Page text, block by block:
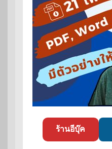
ร้านอีบุ๊ค